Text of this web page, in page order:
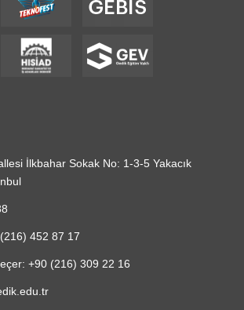
İlkbahar Sokak No: 1-3-5 Yakacık
452 87 17
+90 (216) 309 22 16